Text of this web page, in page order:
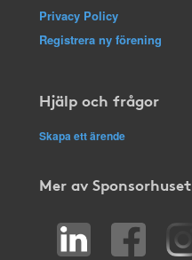
Privacy Policy
Registrera ny förening
Hjälp och frågor
Skapa ett ärende
Mer av Sponsorhuset